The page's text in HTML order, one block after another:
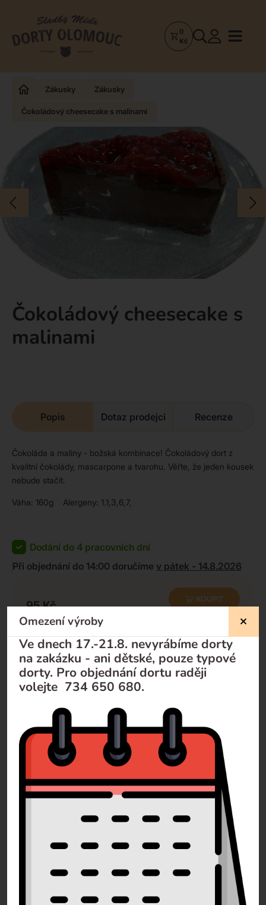
Dorty
Zakázkové
0
Kč
Zákusky Zákusky
Čokoládový cheesecake s malinami
Čokoládový cheesecake s
malinami
Popis Dotaz prodejci Recenze
Čokoláda a maliny - božská kombinace! Čokoládový dort z
kvalitní čokolády, mascarpone a tvarohu. Věřte, že jeden kousek
nebude stačit.
Váha: 160g Alergeny: 1.1,3,6,7,
Dodání do 4 pracovních dní
Při objednání do 14:00 doručíme v pátek - 14.8.2026
95Kč KOUPIT
Minimální množství k odběru:10ks
Nevíte si rady?
Pomůžeme Vám
Volejte
+420 732 729 300
Pište
Omezení výroby
Ve dnech 17.-21.8. nevyrábíme dorty
na zakázku - ani dětské, pouze typové
dorty. Pro objednání dortu raději
volejte 734 650 680.